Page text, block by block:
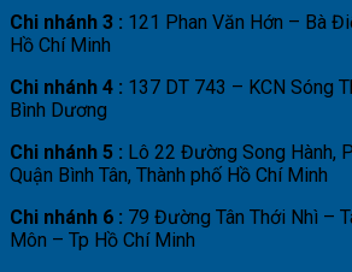
Chi nhánh 3 : 121 Phan Văn Hớn – Bà
Hồ Chí Minh
Chi nhánh 4 : 137 DT 743 – KCN Sóng
Bình Dương
Chi nhánh 5 : Lô 22 Đường Song Hành,
Quận Bình Tân, Thành phố Hồ Chí Minh
Chi nhánh 6 : 79 Đường Tân Thới Nhì –
Môn – Tp Hồ Chí Minh